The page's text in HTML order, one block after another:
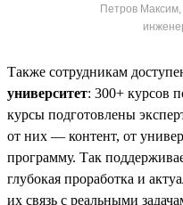
Петров Максим,
Также сотрудникам
университет: 300+ курсов
курсы подготовлены
от них — контент, от
программу. Так
глубокая проработка и
их связь с реальными